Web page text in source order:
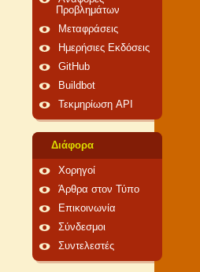
Προβλημάτων
Μεταφράσεις
Ημερήσιες Εκδόσεις
GitHub
Buildbot
Τεκμηρίωση API
Διάφορα
Χορηγοί
Άρθρα στον Τύπο
Επικοινωνία
Σύνδεσμοι
Συντελεστές